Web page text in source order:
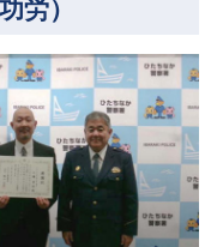
労）